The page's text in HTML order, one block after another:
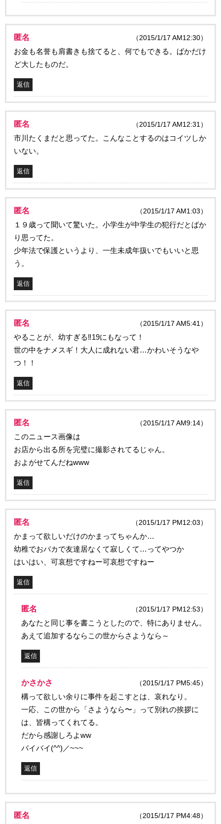
匿名 （2015/1/17 AM12:30）
お金も名誉も肩書きも捨てると、何でもできる。ばかだけ
ど大したものだ。
返信
匿名 （2015/1/17 AM12:31）
市川たくまだと思ってた。こんなことするのはコイツしか
いない。
返信
匿名 （2015/1/17 AM1:03）
１９歳って聞いて驚いた。小学生が中学生の犯行だとばか
り思ってた。
少年法で保護というより、一生未成年扱いでもいいと思
う。
返信
匿名 （2015/1/17 AM5:41）
やることが、幼すぎる‼19にもなって！
世の中をナメスギ！大人に成れない君…かわいそうなや
つ！！
返信
匿名 （2015/1/17 AM9:14）
このニュース画像は
お店から出る所を完璧に撮影されてるじゃん。
およがせてんだねwww
返信
匿名 （2015/1/17 PM12:03）
かまって欲しいだけのかまってちゃんか…
幼稚でおバカで友達居なくて寂しくて…ってやつか
はいはい、可哀想ですねー可哀想ですねー
返信
匿名 （2015/1/17 PM12:53）
あなたと同じ事を書こうとしたので、特にありません。
あえて追加するならこの世からさようなら～
返信
かさかさ （2015/1/17 PM5:45）
構って欲しい余りに事件を起こすとは、哀れなり。
一応、この世から「さようなら〜」って別れの挨拶に
は、皆構ってくれてる。
だから感謝しろよww
バイバイ(^^)／~~~
返信
匿名 （2015/1/17 PM4:48）